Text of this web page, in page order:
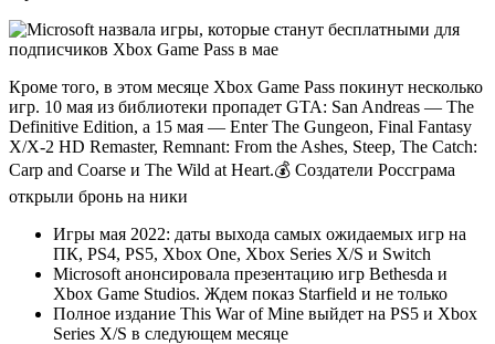
Кроме того, в этом месяце Xbox Game Pass покинут несколько
игр. 10 мая из библиотеки пропадет GTA: San Andreas — The
Definitive Edition, а 15 мая — Enter The Gungeon, Final Fantasy
X/X-2 HD Remaster, Remnant: From the Ashes, Steep, The Catch:
Carp and Coarse и The Wild at Heart.💰 Создатели Россграма
открыли бронь на ники
Игры мая 2022: даты выхода самых ожидаемых игр на
ПК, PS4, PS5, Xbox One, Xbox Series X/S и Switch
Microsoft анонсировала презентацию игр Bethesda и
Xbox Game Studios. Ждем показ Starfield и не только
Полное издание This War of Mine выйдет на PS5 и Xbox
Series X/S в следующем месяце